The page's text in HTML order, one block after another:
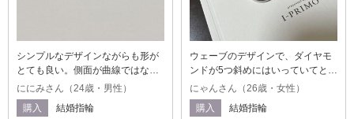
シンプルなデザインながらも形が
とても良い。側面が曲線ではな
く、少し山なりのような形に。な
っていて着け心地が良くずっとつ
けていても違和感がない。真ん中
ににみさん（24歳・男性）
購入
結婚指輪
ウェーブのデザインで、ダイヤモ
ンドが5つ斜めにはいっていてとて
も可愛いです。指も綺麗に見える
デザインだと思います。派手すぎ
ず、毎日つけられるデザインで
にゃんさん（26歳・女性）
購入
結婚指輪